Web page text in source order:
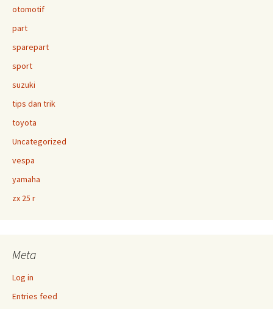
otomotif
part
sparepart
sport
suzuki
tips dan trik
toyota
Uncategorized
vespa
yamaha
zx 25 r
Meta
Log in
Entries feed